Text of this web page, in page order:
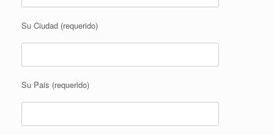
Su Ciudad (requerido)
Su Pais (requerido)